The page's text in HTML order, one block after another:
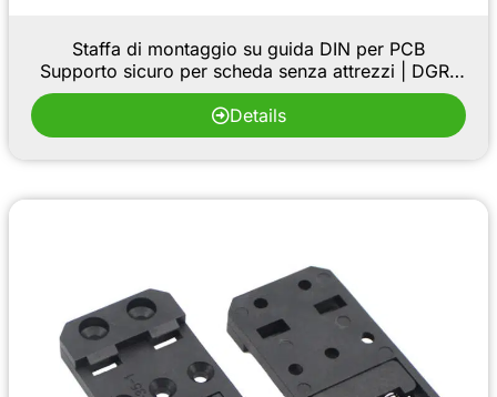
Staffa di montaggio su guida DIN per PCB
Supporto sicuro per scheda senza attrezzi | DGR-
06
Details